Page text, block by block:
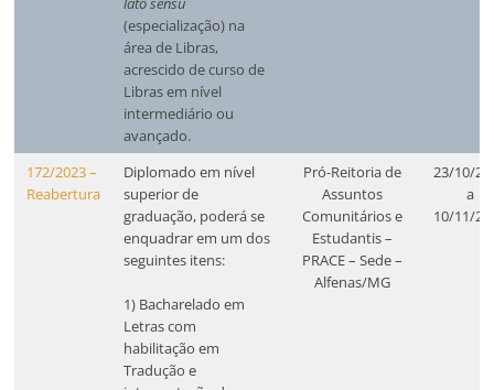
(especialização) na
área de Libras,
acrescido de curso de
Libras em nível
intermediário ou
avançado.
172/2023 –
Reabertura
Diplomado em nível
superior de
graduação, poderá se
enquadrar em um dos
seguintes itens:
1) Bacharelado em
Letras com
habilitação em
Tradução e
Pró-Reitoria de
Assuntos
Comunitários e
Estudantis –
PRACE – Sede –
Alfenas/MG
23/10/
a
10/11/